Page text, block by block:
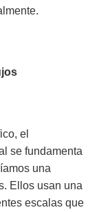
el
se fundamenta
una
Ellos usan una
escalas que